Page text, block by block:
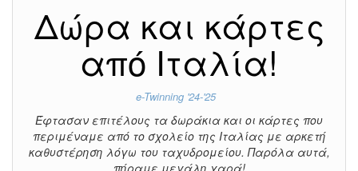
Δώρα και κάρτες
από Ιταλία!
e-Twinning '24-'25
Έφτασαν επιτέλους τα δωράκια και οι κάρτες που
περιμέναμε από το σχολείο της Ιταλίας με αρκετή
καθυστέρηση λόγω του ταχυδρομείου. Παρόλα αυτά,
πήραμε μεγάλη χαρά!